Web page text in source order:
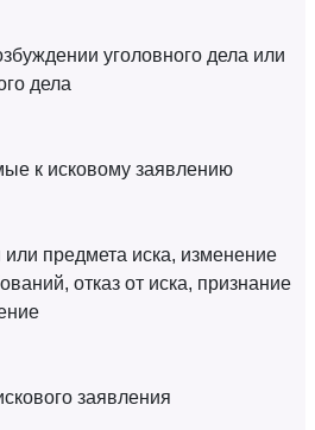
уголовного дела или
дела
к исковому заявлению
предмета иска, изменение
отказ от иска, признание
заявления